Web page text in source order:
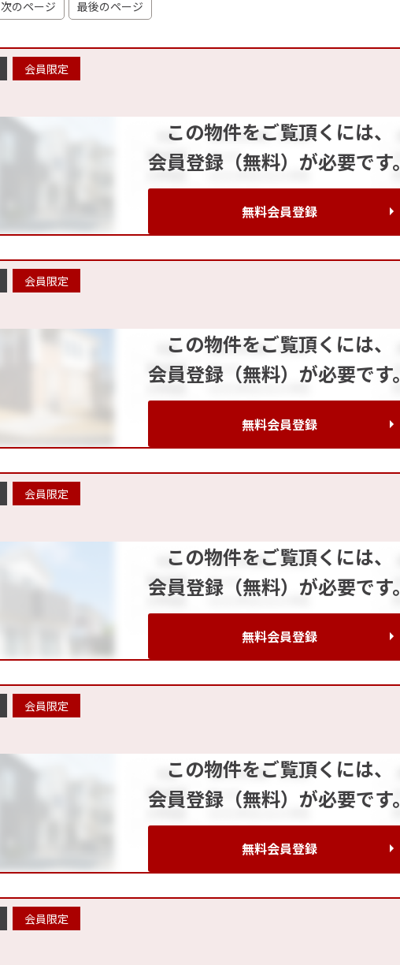
次のページ 最後のページ
会員限定
この物件をご覧頂くには、
会員登録（無料）が必要です。
無料会員登録
会員限定
この物件をご覧頂くには、
会員登録（無料）が必要です。
無料会員登録
会員限定
この物件をご覧頂くには、
会員登録（無料）が必要です。
無料会員登録
会員限定
この物件をご覧頂くには、
会員登録（無料）が必要です。
無料会員登録
会員限定